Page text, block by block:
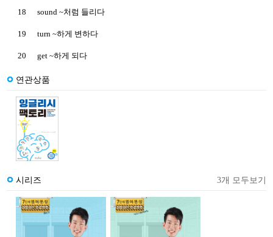
18 sound ~처럼 들리다
19 turn ~하게 변하다
20 get ~하게 되다
연관상품
시리즈 3개 모두보기